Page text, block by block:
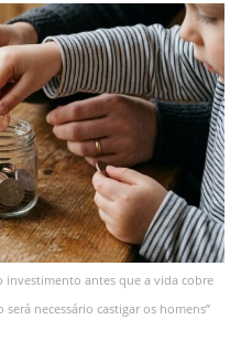
investimento antes que a vida cobre
necessário castigar os homens”